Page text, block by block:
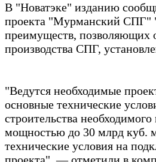
В "Новатэке" изданию
проекта "Мурманский СПГ"
преимуществ, позволяющих
производства СПГ,
"Ведутся необходимые
основные технические
строительства
мощностью до 30 млрд куб.
технические условия на